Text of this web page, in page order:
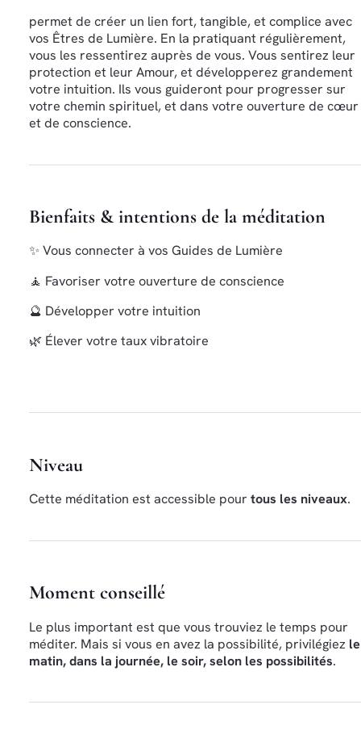
permet de créer un lien fort, tangible, et complice avec
vos Êtres de Lumière. En la pratiquant régulièrement,
vous les ressentirez auprès de vous. Vous sentirez leur
protection et leur Amour, et développerez grandement
votre intuition. Ils vous guideront pour progresser sur
votre chemin spirituel, et dans votre ouverture de cœur
et de conscience.
Bienfaits & intentions de la méditation
✨ Vous connecter à vos Guides de Lumière
🧘 Favoriser votre ouverture de conscience
🔮 Développer votre intuition
🌿 Élever votre taux vibratoire
Niveau
Cette méditation est accessible pour tous les niveaux.
Moment conseillé
Le plus important est que vous trouviez le temps pour
méditer. Mais si vous en avez la possibilité, privilégiez le
matin, dans la journée, le soir, selon les possibilités.